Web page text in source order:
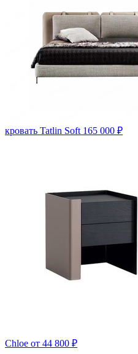
кровать Tatlin Soft 165 000 ₽
Chloe от 44 800 ₽